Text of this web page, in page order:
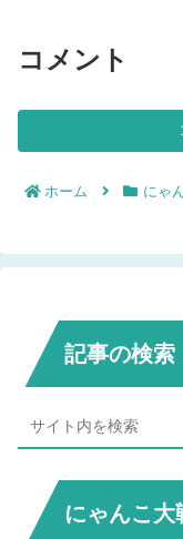
コメント
ホーム にゃ
記事の検索
にゃんこ